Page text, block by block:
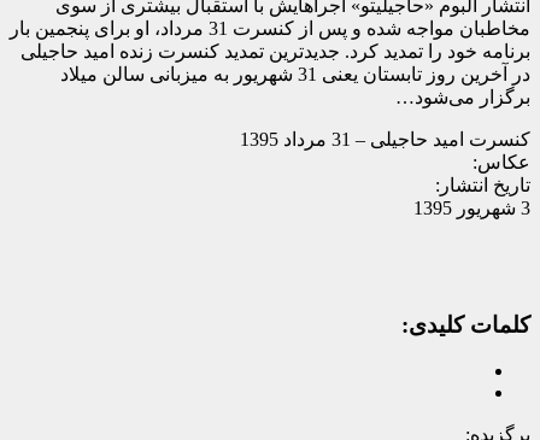
انتشار آلبوم «حاجیلیتو» اجراهایش با استقبال بیشتری از سوی
مخاطبان مواجه شده و پس از کنسرت 31 مرداد، او برای پنجمین بار
برنامه خود را تمدید کرد. جدیدترین تمدید کنسرت زنده امید حاجیلی
در آخرین روز تابستان یعنی 31 شهریور به میزبانی سالن میلاد
برگزار می‌شود…
کنسرت امید حاجیلی – 31 مرداد 1395
عکاس:
تاریخ انتشار:
3 شهریور 1395
کلمات کلیدی:
برگزیده: